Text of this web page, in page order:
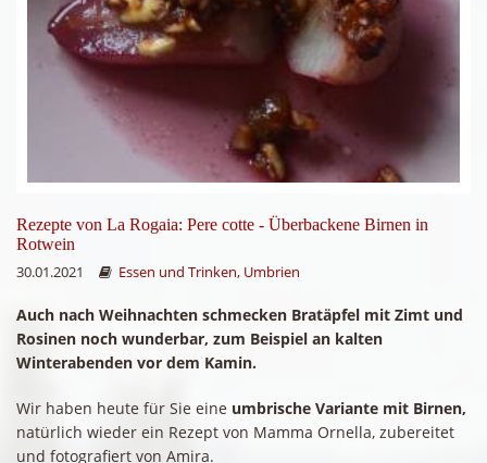
Rezepte von La Rogaia: Pere cotte - Überbackene Birnen in
Rotwein
30.01.2021
Essen und Trinken, Umbrien
Auch nach Weihnachten schmecken Bratäpfel mit Zimt und
Rosinen noch wunderbar, zum Beispiel an kalten
Winterabenden vor dem Kamin.
Wir haben heute für Sie eine umbrische Variante mit Birnen,
natürlich wieder ein Rezept von Mamma Ornella, zubereitet
und fotografiert von Amira.